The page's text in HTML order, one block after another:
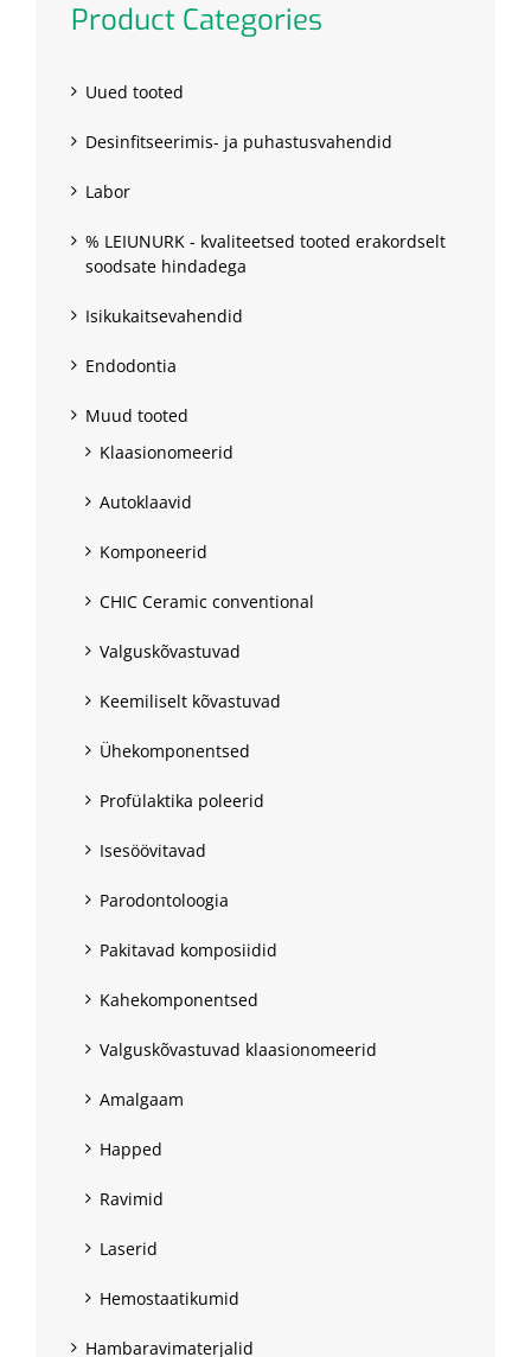
Product Categories
Uued tooted
Desinfitseerimis- ja puhastusvahendid
Labor
% LEIUNURK - kvaliteetsed tooted erakordselt
soodsate hindadega
Isikukaitsevahendid
Endodontia
Muud tooted
Klaasionomeerid
Autoklaavid
Komponeerid
CHIC Ceramic conventional
Valguskõvastuvad
Keemiliselt kõvastuvad
Ühekomponentsed
Profülaktika poleerid
Isesöövitavad
Parodontoloogia
Pakitavad komposiidid
Kahekomponentsed
Valguskõvastuvad klaasionomeerid
Amalgaam
Happed
Ravimid
Laserid
Hemostaatikumid
Hambaravimaterjalid